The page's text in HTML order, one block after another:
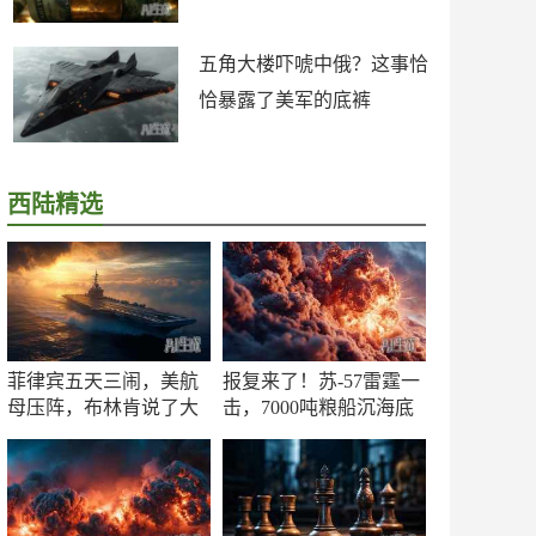
五角大楼吓唬中俄？这事恰
恰暴露了美军的底裤
西陆精选
菲律宾五天三闹，美航
母压阵，布林肯说了大
报复来了！苏-57雷霆一
击，7000吨粮船沉海底